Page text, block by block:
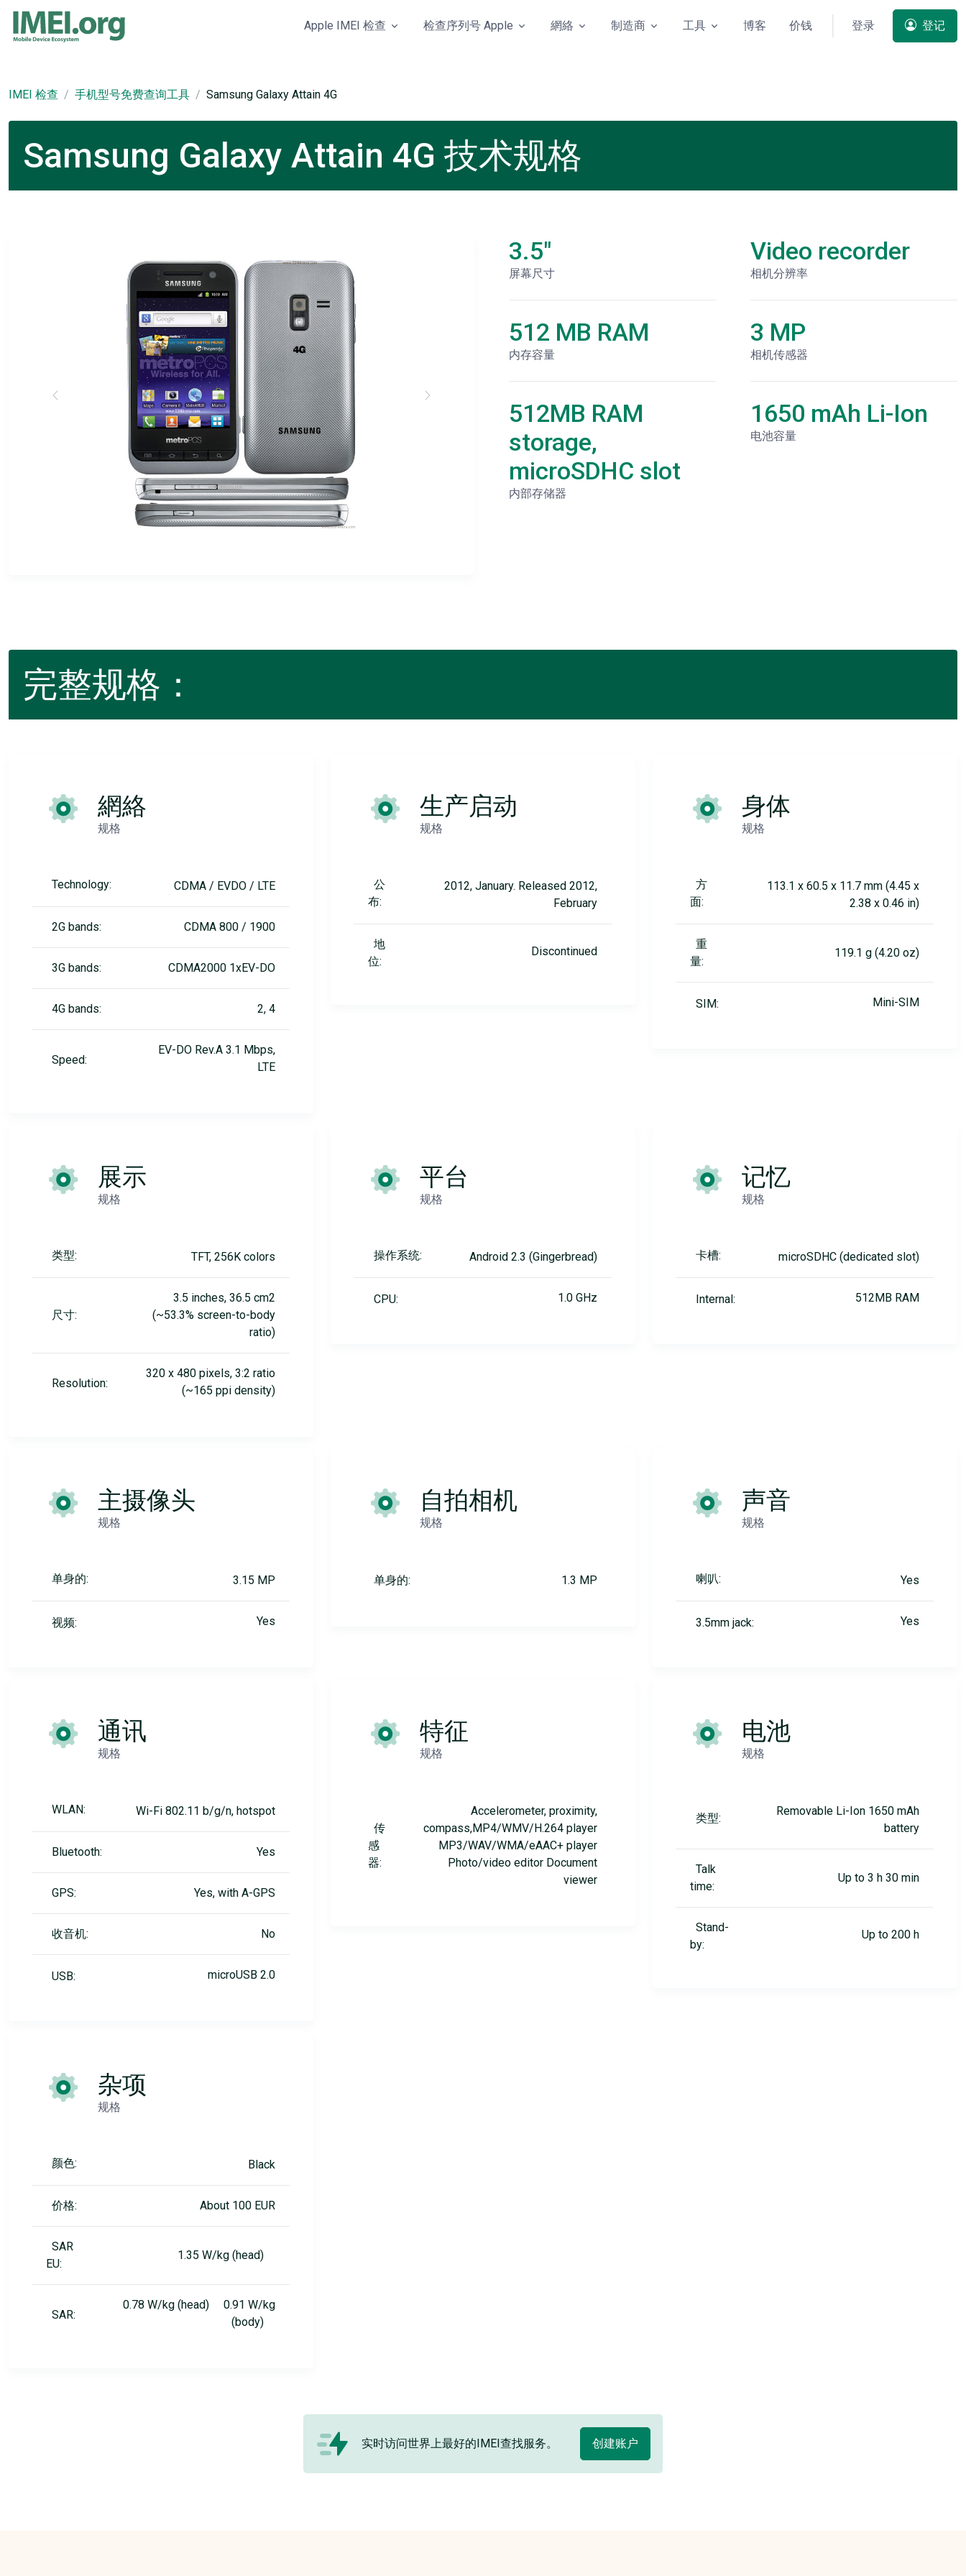
Apple IMEI 检查 检查序列号 Apple 網絡 制造商 工具 博客 价钱 登录 登记
IMEI 检查 手机型号免费查询工具 Samsung Galaxy Attain 4G
Samsung Galaxy Attain 4G 技术规格
3.5"
屏幕尺寸
512 MB RAM
内存容量
512MB RAM
storage,
microSDHC slot
内部存储器
Video recorder
相机分辨率
3 MP
相机传感器
1650 mAh Li-Ion
电池容量
完整规格：
網絡
规格
Technology: CDMA / EVDO / LTE
2G bands: CDMA 800 / 1900
3G bands: CDMA2000 1xEV-DO
4G bands: 2, 4
Speed:
EV-DO Rev.A 3.1 Mbps,
LTE
生产启动
规格
公
布:
2012, January. Released 2012,
February
地
位:
Discontinued
身体
规格
方
面:
113.1 x 60.5 x 11.7 mm (4.45 x
2.38 x 0.46 in)
重
量:
119.1 g (4.20 oz)
SIM: Mini-SIM
展示
规格
类型: TFT, 256K colors
尺寸:
3.5 inches, 36.5 cm2
(~53.3% screen-to-body
ratio)
Resolution:
320 x 480 pixels, 3:2 ratio
(~165 ppi density)
平台
规格
操作系统: Android 2.3 (Gingerbread)
CPU: 1.0 GHz
记忆
规格
卡槽: microSDHC (dedicated slot)
Internal: 512MB RAM
主摄像头
规格
单身的: 3.15 MP
视频: Yes
自拍相机
规格
单身的: 1.3 MP
声音
规格
喇叭: Yes
3.5mm jack: Yes
通讯
规格
WLAN: Wi-Fi 802.11 b/g/n, hotspot
Bluetooth: Yes
GPS: Yes, with A-GPS
收音机: No
USB: microUSB 2.0
特征
规格
传
感
器:
Accelerometer, proximity,
compass,MP4/WMV/H.264 player
MP3/WAV/WMA/eAAC+ player
Photo/video editor Document
viewer
电池
规格
类型:
Removable Li-Ion 1650 mAh
battery
Talk
time:
Up to 3 h 30 min
Stand-
by:
Up to 200 h
杂项
规格
颜色: Black
价格: About 100 EUR
SAR
EU:
1.35 W/kg (head)
SAR:
0.78 W/kg (head) 0.91 W/kg
(body)
实时访问世界上最好的IMEI查找服务。 创建账户